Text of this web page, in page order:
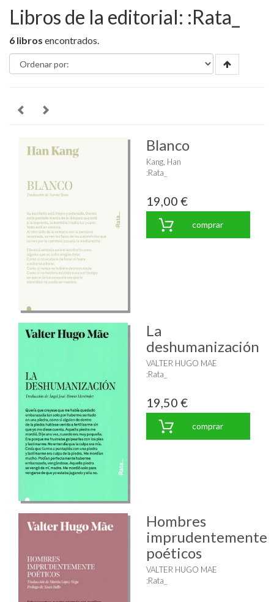
Libros de la editorial: :Rata_
6 libros encontrados.
Blanco
Kang, Han
:Rata_
19,00 €
comprar
La
deshumanización
VALTER HUGO MAE
:Rata_
19,50 €
comprar
Hombres
imprudentemente
poéticos
VALTER HUGO MAE
:Rata_